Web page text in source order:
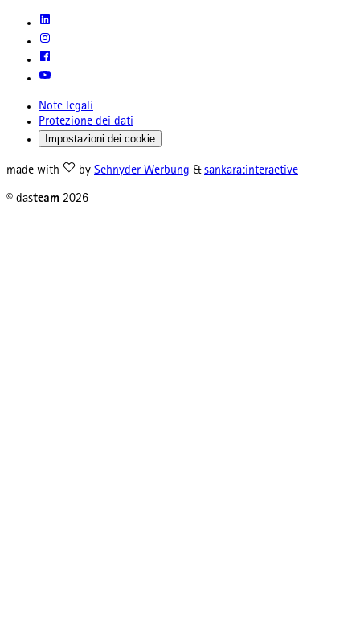
Note legali
Protezione dei dati
Impostazioni dei cookie
made with by Schnyder Werbung & sankara:interactive
© dasteam 2026